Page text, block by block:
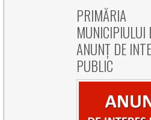
PRIMĂRIA
MUNICIPIULUI
ANUNȚ DE
PUBLIC